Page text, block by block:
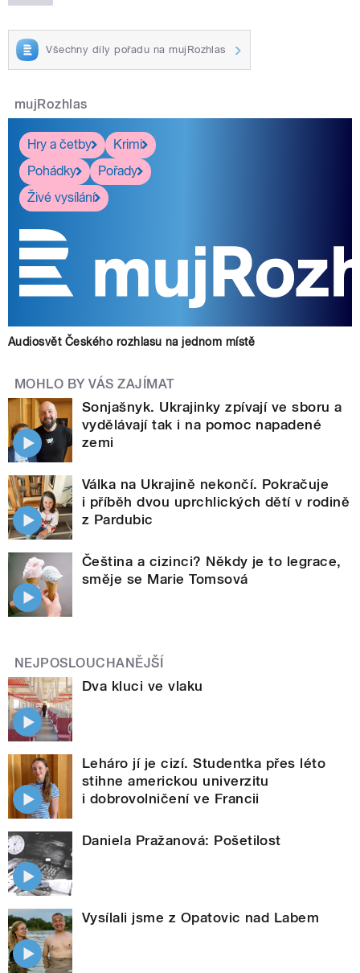
Všechny díly pořadu na mujRozhlas
mujRozhlas
Hry a četby
Krimi
Pohádky
Pořady
Živé vysílání
Audiosvět Českého rozhlasu na jednom místě
MOHLO BY VÁS ZAJÍMAT
Sonjašnyk. Ukrajinky zpívají ve sboru a
vydělávají tak i na pomoc napadené
zemi
Válka na Ukrajině nekončí. Pokračuje
i příběh dvou uprchlických dětí v rodině
z Pardubic
Čeština a cizinci? Někdy je to legrace,
směje se Marie Tomsová
NEJPOSLOUCHANĚJŠÍ
Dva kluci ve vlaku
Leháro jí je cizí. Studentka přes léto
stihne americkou univerzitu
i dobrovolničení ve Francii
Daniela Pražanová: Pošetilost
Vysílali jsme z Opatovic nad Labem